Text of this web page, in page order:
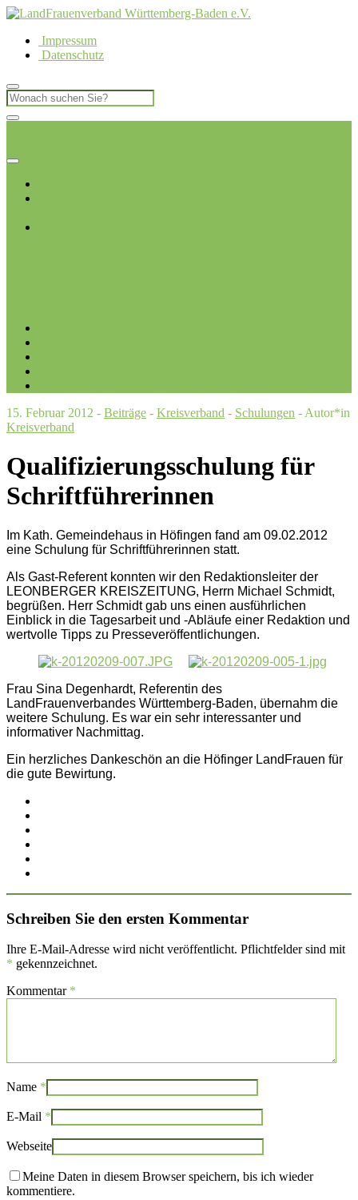
Impressum
Datenschutz
15. Februar 2012 - Beiträge - Kreisverband - Schulungen - Autor*in
Kreisverband
Qualifizierungsschulung für
Schriftführerinnen
Im Kath. Gemeindehaus in Höfingen fand am 09.02.2012
eine Schulung für Schriftführerinnen statt.
Als Gast-Referent konnten wir den Redaktionsleiter der
LEONBERGER KREISZEITUNG, Herrn Michael Schmidt,
begrüßen. Herr Schmidt gab uns einen ausführlichen
Einblick in die Tagesarbeit und -Abläufe einer Redaktion und
wertvolle Tipps zu Presseveröffentlichungen.
Frau Sina Degenhardt, Referentin des
LandFrauenverbandes Württemberg-Baden, übernahm die
weitere Schulung. Es war ein sehr interessanter und
informativer Nachmittag.
Ein herzliches Dankeschön an die Höfinger LandFrauen für
die gute Bewirtung.
Schreiben Sie den ersten Kommentar
Ihre E-Mail-Adresse wird nicht veröffentlicht. Pflichtfelder sind mit
* gekennzeichnet.
Kommentar *
Name *
E-Mail *
Webseite
Meine Daten in diesem Browser speichern, bis ich wieder
kommentiere.